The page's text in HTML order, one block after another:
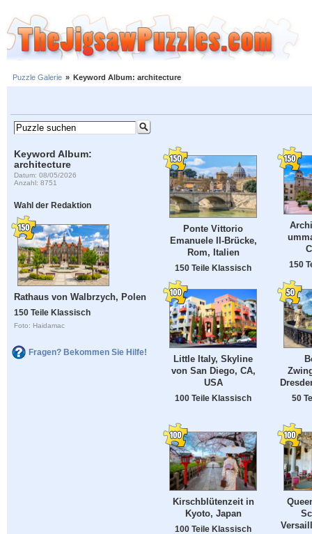
Puzzle Galerie » Keyword Album: architecture
Keyword Album:
architecture
Datum: 08/05/2026
Anzahl: 8751
Wahl der Redaktion
Rathaus von Walbrzych, Polen
150 Teile Klassisch
Foto: Haidamac
Fragen? Bekommen Sie Hilfe!
Ponte Vittorio
Emanuele II-Brücke,
Rom, Italien
150 Teile Klassisch 150
Little Italy, Skyline
von San Diego, CA,
USA
100 Teile Klassisch 50
Kirschblütenzeit in
Kyoto, Japan
100 Teile Klassisch